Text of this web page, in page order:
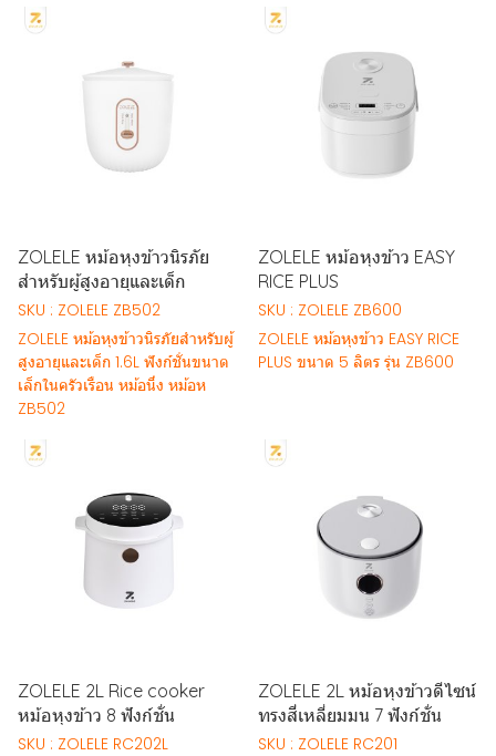
ZOLELE หม้อหุงข้าวนิรภัย
สําหรับผู้สูงอายุและเด็ก
SKU : ZOLELE ZB502
ZOLELE หม้อหุงข้าวนิรภัยสําหรับผู้
สูงอายุและเด็ก 1.6L ฟังก์ชั่นขนาด
เล็กในครัวเรือน หม้อนึ่ง หม้อห
ZB502
ZOLELE หม้อหุงข้าว EASY
RICE PLUS
SKU : ZOLELE ZB600
ZOLELE หม้อหุงข้าว EASY RICE
PLUS ขนาด 5 ลิตร รุ่น ZB600
ZOLELE 2L Rice cooker
หม้อหุงข้าว 8 ฟังก์ชั่น
SKU : ZOLELE RC202L
ZOLELE 2L หม้อหุงข้าวดีไซน์
ทรงสี่เหลี่ยมมน 7 ฟังก์ชั่น
SKU : ZOLELE RC201